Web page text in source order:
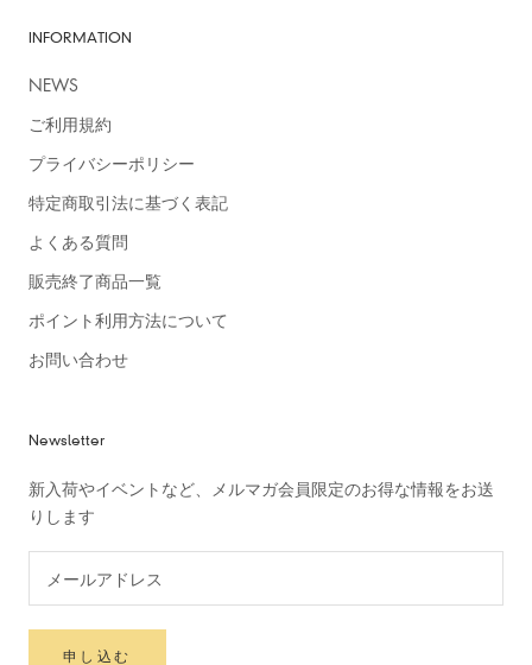
INFORMATION
NEWS
ご利用規約
プライバシーポリシー
特定商取引法に基づく表記
よくある質問
販売終了商品一覧
ポイント利用方法について
お問い合わせ
Newsletter
新入荷やイベントなど、メルマガ会員限定のお得な情報をお送
りします
申し込む